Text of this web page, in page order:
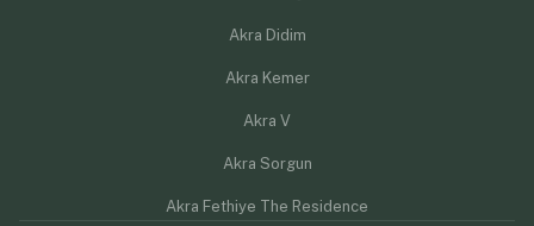
Akra Didim
Akra Kemer
Akra V
Akra Sorgun
Akra Fethiye The Residence